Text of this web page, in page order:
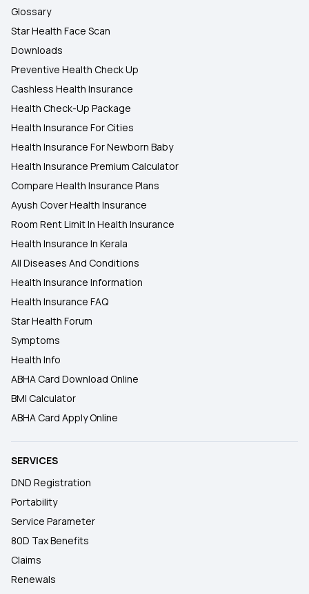
Glossary
Star Health Face Scan
Downloads
Preventive Health Check Up
Cashless Health Insurance
Health Check-Up Package
Health Insurance For Cities
Health Insurance For Newborn Baby
Health Insurance Premium Calculator
Compare Health Insurance Plans
Ayush Cover Health Insurance
Room Rent Limit In Health Insurance
Health Insurance In Kerala
All Diseases And Conditions
Health Insurance Information
Health Insurance FAQ
Star Health Forum
Symptoms
Health Info
ABHA Card Download Online
BMI Calculator
ABHA Card Apply Online
SERVICES
DND Registration
Portability
Service Parameter
80D Tax Benefits
Claims
Renewals